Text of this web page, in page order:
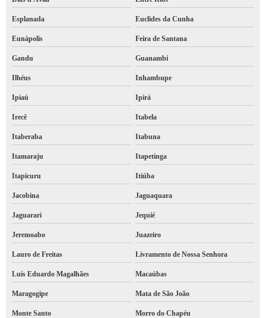
Esplanada Euclides da Cunha
Eunápolis Feira de Santana
Gandu Guanambi
Ilhéus Inhambupe
Ipiaú Ipirá
Irecê Itabela
Itaberaba Itabuna
Itamaraju Itapetinga
Itapicuru Itiúba
Jacobina Jaguaquara
Jaguarari Jequié
Jeremoabo Juazeiro
Lauro de Freitas Livramento de Nossa Senhora
Luís Eduardo Magalhães Macaúbas
Maragogipe Mata de São João
Monte Santo Morro do Chapéu